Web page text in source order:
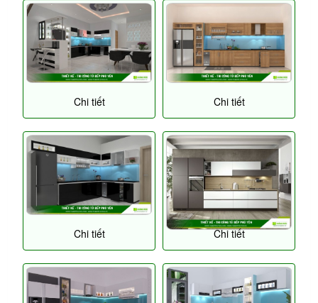
Chi tiết Chi tiết
Chi tiết Chi tiết